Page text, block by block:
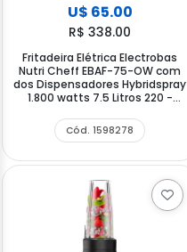
U$ 65.00
R$ 338.00
Fritadeira Elétrica Electrobas
Nutri Cheff EBAF-75-OW com
dos Dispensadores Hybridspray
1.800 watts 7.5 Litros 220 -
Cód. 1598278